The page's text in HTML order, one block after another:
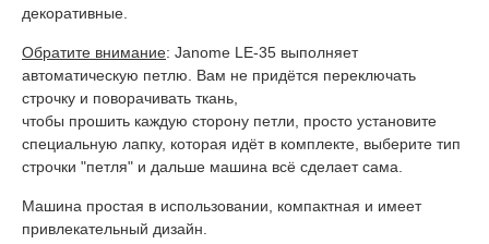
декоративные.
Обратите внимание: Janome LE-35 выполняет
автоматическую петлю. Вам не придётся переключать
строчку и поворачивать ткань,
чтобы прошить каждую сторону петли, просто установите
специальную лапку, которая идёт в комплекте, выберите тип
строчки "петля" и дальше машина всё сделает сама.
Машина простая в использовании, компактная и имеет
привлекательный дизайн.